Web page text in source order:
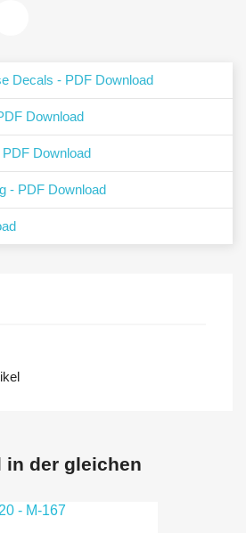
Decals - PDF Download
Download
Download
- PDF Download
in der gleichen